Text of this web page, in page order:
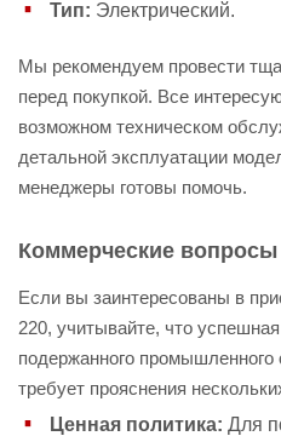
Тип: Электрический.
Мы рекомендуем провести
перед покупкой. Все
возможном техническом
детальной эксплуатации
менеджеры готовы помочь.
Коммерческие вопросы
Если вы заинтересованы в
220, учитывайте, что
подержанного промышленного
требует прояснения
Ценная политика: Для